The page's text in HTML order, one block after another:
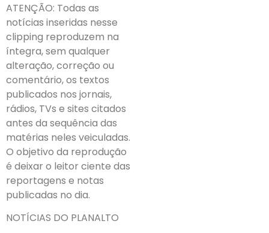
ATENÇÃO: Todas as
notícias inseridas nesse
clipping reproduzem na
íntegra, sem qualquer
alteração, correção ou
comentário, os textos
publicados nos jornais,
rádios, TVs e sites citados
antes da sequência das
matérias neles veiculadas.
O objetivo da reprodução
é deixar o leitor ciente das
reportagens e notas
publicadas no dia.
NOTÍCIAS DO PLANALTO